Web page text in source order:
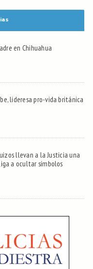
en Chihuahua
lideresa pro-vida británica
llevan a la Justicia una
a ocultar símbolos